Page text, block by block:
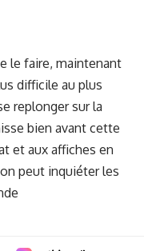
le faire, maintenant
difficile au plus
replonger sur la
bien avant cette
et aux affiches en
peut inquiéter les